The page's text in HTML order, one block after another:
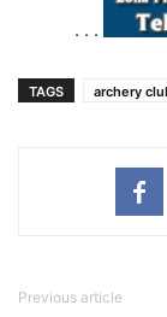
. . .
TAGS archery
Previous article